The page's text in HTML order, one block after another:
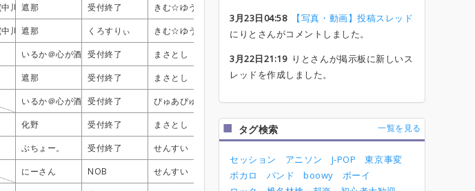
川侑)遮那 受付終了 きむ☆ゆう(中川侑)
川侑)遮那 くろすりぃ きむ☆ゆう(中川侑) harry
いるか＠心が酒びたっているんだ
受付終了 まさとし おじいちゃん 受付終了
受付終了
遮那 受付終了 まさとし Nabe さぁぶ
いるか＠心が酒びたっているんだ
受付終了 ぴゅあぴゅあ そんじ くろすりぃ
受付終了
化野 受付終了 まさとし そんじ
受付終了
ぶちょー。 受付終了 せんすい
にーさん NOB せんすい そんじ
MasaakiEndoh
川侑)遮那 受付終了 きむ☆ゆう(中川侑)
川侑)遮那 くろすりぃ きむ☆ゆう(中川侑) harry
いるか＠心が酒びたっているんだ
受付終了 まさとし おじいちゃん 受付終了
受付終了
遮那 受付終了 まさとし Nabe さぁぶ
いるか＠心が酒びたっているんだ
受付終了 ぴゅあぴゅあ そんじ くろすりぃ
受付終了
化野 受付終了 まさとし そんじ
受付終了
ぶちょー。 受付終了 せんすい
にーさん NOB せんすい そんじ
MasaakiEndoh
川侑)遮那 受付終了 きむ☆ゆう(中川侑)
川侑)遮那 くろすりぃ きむ☆ゆう(中川侑) harry
いるか＠心が酒びたっているんだ
受付終了 まさとし おじいちゃん 受付終了
受付終了
遮那 受付終了 まさとし Nabe さぁぶ
いるか＠心が酒びたっているんだ
受付終了 ぴゅあぴゅあ そんじ くろすりぃ
受付終了
化野 受付終了 まさとし そんじ
受付終了
ぶちょー。 受付終了 せんすい
にーさん NOB せんすい そんじ
MasaakiEndoh
川侑)遮那 受付終了 きむ☆ゆう(中川侑)
川侑)遮那 くろすりぃ きむ☆ゆう(中川侑) harry
いるか＠心が酒びたっているんだ
受付終了 まさとし おじいちゃん 受付終了
受付終了
遮那 受付終了 まさとし Nabe さぁぶ
いるか＠心が酒びたっているんだ
受付終了 ぴゅあぴゅあ そんじ くろすりぃ
受付終了
化野 受付終了 まさとし そんじ
受付終了
ぶちょー。 受付終了 せんすい
にーさん NOB せんすい そんじ
MasaakiEndoh
3月23日04:58
【写真・動画】投稿スレッド
にりとさんがコメントしました。
3月22日21:19りとさんが掲示板に新しいス
レッドを作成しました。
タグ検索 一覧を見る
セッション アニソン J-POP
東京事変
ボカロ
バンド boowy
ボーイ